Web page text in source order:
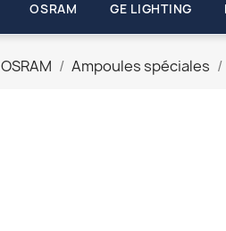
OSRAM GE LIGHTING
OSRAM Ampoules spéciales